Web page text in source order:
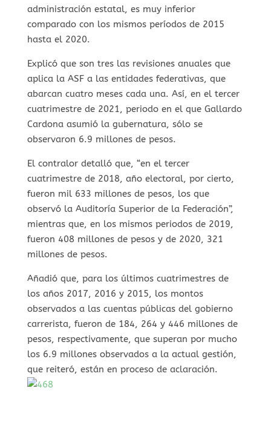
administración estatal, es muy inferior
comparado con los mismos períodos de 2015
hasta el 2020.
Explicó que son tres las revisiones anuales que
aplica la ASF a las entidades federativas, que
abarcan cuatro meses cada una. Así, en el tercer
cuatrimestre de 2021, periodo en el que Gallardo
Cardona asumió la gubernatura, sólo se
observaron 6.9 millones de pesos.
El contralor detalló que, “en el tercer
cuatrimestre de 2018, año electoral, por cierto,
fueron mil 633 millones de pesos, los que
observó la Auditoría Superior de la Federación”,
mientras que, en los mismos periodos de 2019,
fueron 408 millones de pesos y de 2020, 321
millones de pesos.
Añadió que, para los últimos cuatrimestres de
los años 2017, 2016 y 2015, los montos
observados a las cuentas públicas del gobierno
carrerista, fueron de 184, 264 y 446 millones de
pesos, respectivamente, que superan por mucho
los 6.9 millones observados a la actual gestión,
que reiteró, están en proceso de aclaración.